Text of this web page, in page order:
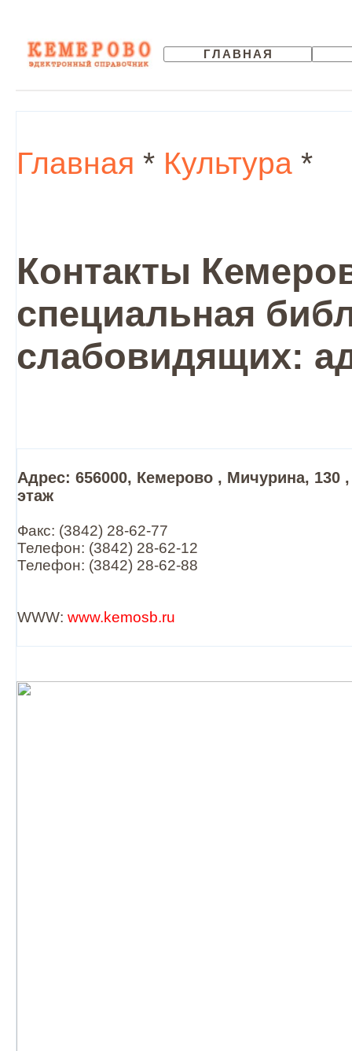
ГЛАВНАЯ
Главная * Культура *
Контакты
специальная
слабовидящих:
Адрес: 656000, Кемерово , Мичурина, 130 ,
этаж
Факс: (3842) 28-62-77
Телефон: (3842) 28-62-12
Телефон: (3842) 28-62-88
WWW: www.kemosb.ru